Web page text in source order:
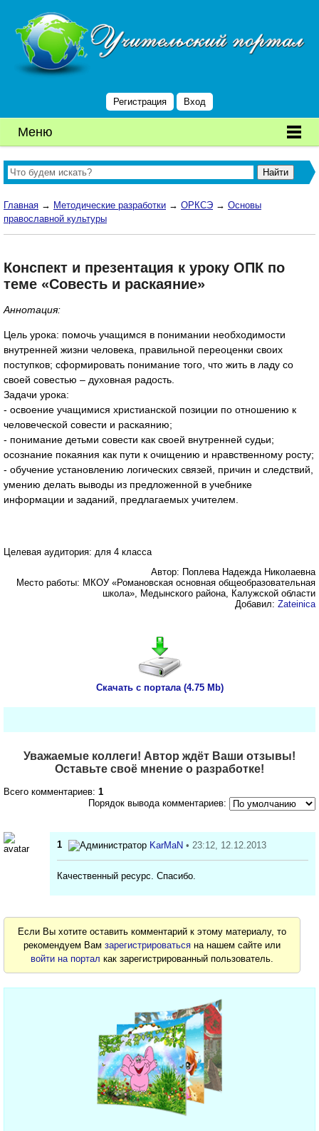
Регистрация Вход
Меню
Главная → Методические разработки → ОРКСЭ → Основы
православной культуры
Конспект и презентация к уроку ОПК по
теме «Совесть и раскаяние»
Аннотация:
Цель урока: помочь учащимся в понимании необходимости
внутренней жизни человека, правильной переоценки своих
поступков; сформировать понимание того, что жить в ладу со
своей совестью – духовная радость.
Задачи урока:
- освоение учащимися христианской позиции по отношению к
человеческой совести и раскаянию;
- понимание детьми совести как своей внутренней судьи;
осознание покаяния как пути к очищению и нравственному росту;
- обучение установлению логических связей, причин и следствий,
умению делать выводы из предложенной в учебнике
информации и заданий, предлагаемых учителем.
Целевая аудитория: для 4 класса
Автор: Поплева Надежда Николаевна
Место работы: МКОУ «Романовская основная общеобразовательная
школа», Медынского района, Калужской области
Добавил: Zateinica
Скачать с портала (4.75 Mb)
Уважаемые коллеги! Автор ждёт Ваши отзывы!
Оставьте своё мнение о разработке!
Всего комментариев: 1
Порядок вывода комментариев:
1 KarMaN • 23:12, 12.12.2013
Качественный ресурс. Спасибо.
Если Вы хотите оставить комментарий к этому материалу, то
рекомендуем Вамзарегистрироваться на нашем сайте или
войти на портал как зарегистрированный пользователь.